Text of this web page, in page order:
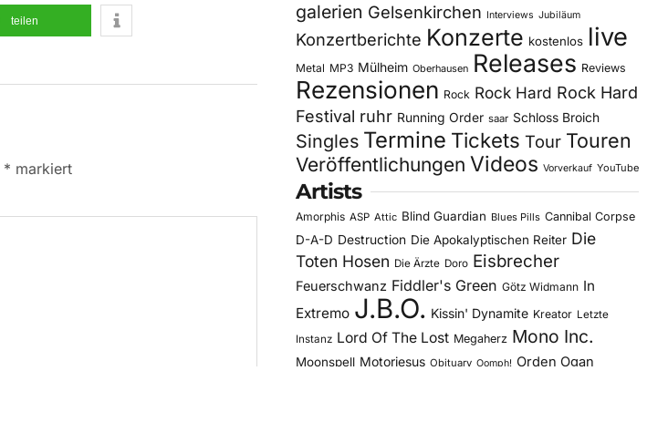
teilen
* markiert
galerien Gelsenkirchen Interviews Jubiläum
Konzertberichte Konzerte kostenlos live
Metal MP3 Mülheim Oberhausen Releases Reviews
Rezensionen Rock Rock Hard Rock Hard
Festival ruhr Running Order saar Schloss Broich
Singles Termine Tickets Tour Touren
Veröffentlichungen Videos Vorverkauf YouTube
Artists
Amorphis ASP Attic Blind Guardian Blues Pills Cannibal Corpse
D-A-D Destruction Die Apokalyptischen Reiter Die
Toten Hosen Die Ärzte Doro Eisbrecher
Feuerschwanz Fiddler's Green Götz Widmann In
Extremo J.B.O. Kissin' Dynamite Kreator Letzte
Instanz Lord Of The Lost Megaherz Mono Inc.
Moonspell Motorjesus Obituary Oomph! Orden Ogan